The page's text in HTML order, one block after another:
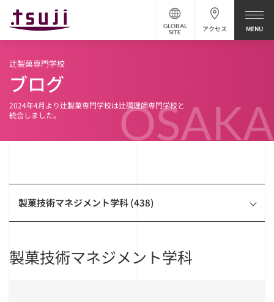
アクセス
GLOBAL
SITE
OSAKA
辻製菓専門学校
ブログ
2024年4月より辻製菓専門学校は辻調理師専門学校と
統合しました。
製菓技術マネジメント学科 (438)
製菓技術マネジメント学科